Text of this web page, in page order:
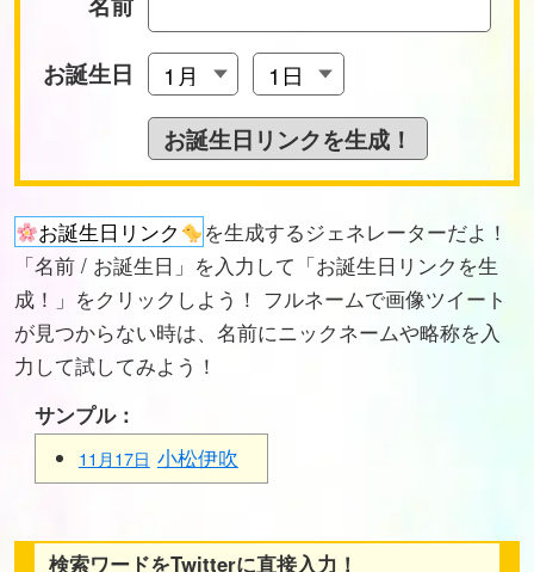
お誕生日
お誕生日リンク
を生成するジェネレーターだよ！
「名前 / お誕生日」を入力して「お誕生日リンクを生
成！」をクリックしよう！ フルネームで画像ツイート
が見つからない時は、名前にニックネームや略称を入
力して試してみよう！
サンプル：
11月17日 小松伊吹
検索ワードをTwitterに直接入力！